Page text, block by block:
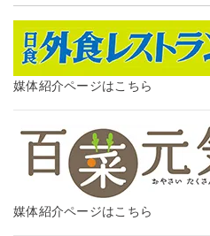
媒体紹介ページはこちら
媒体紹介ページはこちら